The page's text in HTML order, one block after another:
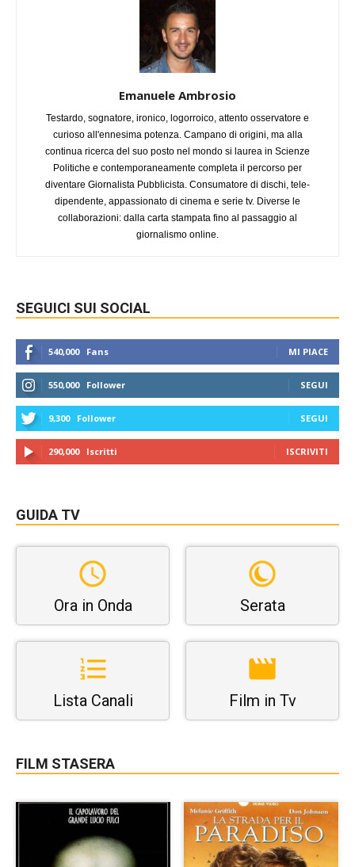
Emanuele Ambrosio
Testardo, sognatore, ironico, logorroico, attento osservatore e
curioso all'ennesima potenza. Campano di origini, ma alla
continua ricerca del suo posto nel mondo si laurea in Scienze
Politiche e contemporaneamente completa il percorso per
diventare Giornalista Pubblicista. Consumatore di dischi, tele-
dipendente, appassionato di cinema e serie tv. Diverse le
collaborazioni: dalla carta stampata fino al passaggio al
giornalismo online.
SEGUICI SUI SOCIAL
540,000 Fans MI PIACE
550,000 Follower SEGUI
9,300 Follower SEGUI
290,000 Iscritti ISCRIVITI
GUIDA TV
Ora in Onda Serata
Lista Canali Film in Tv
FILM STASERA